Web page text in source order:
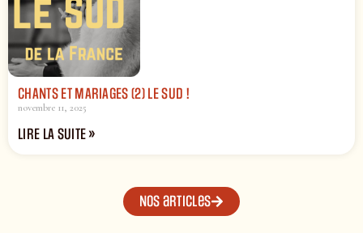
CHANTS ET MARIAGES (2) LE SUD !
novembre 11, 2025
LIRE LA SUITE »
Nos articles